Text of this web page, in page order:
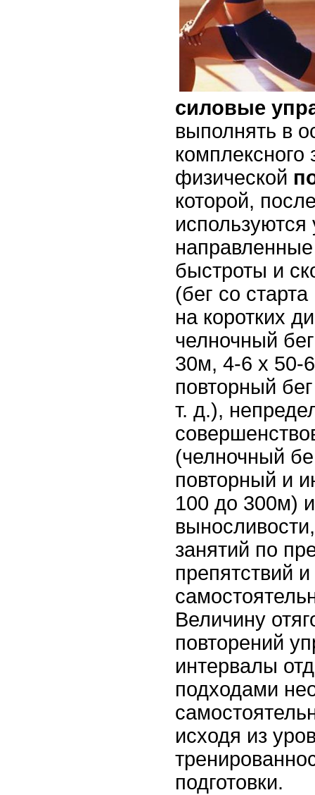
силовые
выполнять в
комплексного
физической
которой,
быстроты и
(бег со
на коротких
челночный
30м, 4-6 х 50-
повторный
т. д.),
(челночный
повторный и
100 до 300м)
занятий по
препятствий и
Величину
повторений
интервалы
подходами
исходя из
подготовки.